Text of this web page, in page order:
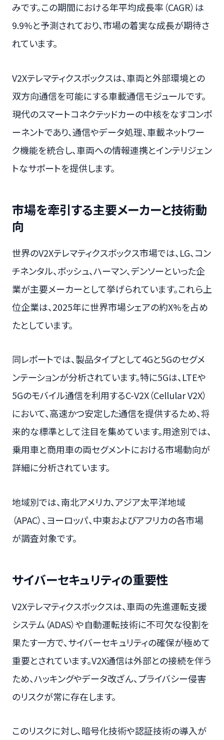
みです。この期間における年平均成長率（CAGR）は
9.9%と予測されており、市場の着実な成長が期待さ
れています。
V2Xテレマティクスボックスは、車両と外部環境との
双方向通信を可能にする車載通信モジュールです。
現代のスマートコネクテッドカーの中核をなすコンポ
ーネントであり、通信やデータ処理、車載ネットワー
ク機能を統合し、車両への情報連携とインテリジェン
トなサポートを提供します。
市場を牽引する主要メーカーと技術動
向
世界のV2Xテレマティクスボックス市場では、LG、コン
チネンタル、ボッシュ、ハーマン、デンソーといった企
業が主要メーカーとして挙げられています。これら上
位企業は、2025年に世界市場シェアの約X%を占め
たとしています。
同レポートでは、製品タイプとして4Gと5Gのセグメ
ンテーションが分析されています。特に5Gは、LTEや
5Gのモバイル通信を利用するC-V2X（Cellular V2X）
において、高速かつ安定した通信を提供するため、将
来的な標準として注目を集めています。用途別では、
乗用車と商用車の両セグメントにおける市場動向が
詳細に分析されています。
地域別では、南北アメリカ、アジア太平洋地域
（APAC）、ヨーロッパ、中東およびアフリカの各市場
が調査対象です。
サイバーセキュリティの重要性
V2Xテレマティクスボックスは、車両の先進運転支援
システム（ADAS）や自動運転技術に不可欠な役割を
果たす一方で、サイバーセキュリティの確保が極めて
重要とされています。V2X通信は外部との接続を伴う
ため、ハッキングやデータ改ざん、プライバシー侵害
のリスクが常に存在します。
このリスクに対し、暗号化技術や認証技術の導入が